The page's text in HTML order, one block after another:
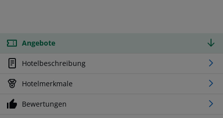
Angebote
Hotelbeschreibung
Hotelmerkmale
Bewertungen